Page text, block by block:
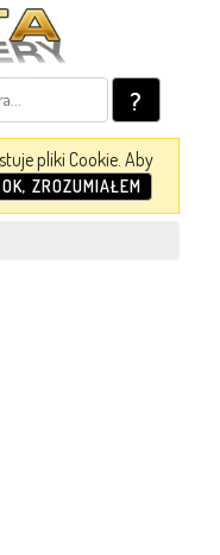
?
pliki Cookie. Aby
OK, ZROZUMIAŁEM